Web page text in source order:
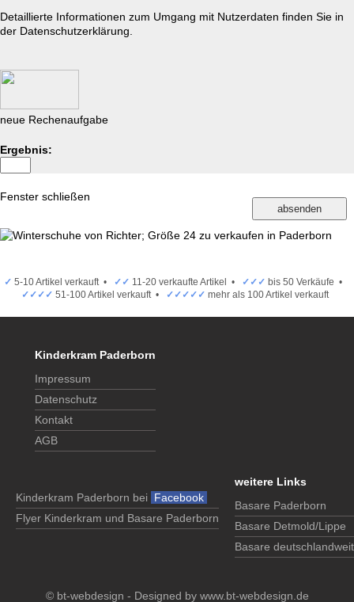
Detaillierte Informationen zum Umgang mit Nutzerdaten finden Sie in
der Datenschutzerklärung.
neue Rechenaufgabe
Ergebnis:
Fenster schließen
✓ 5-10 Artikel verkauft • ✓✓ 11-20 verkaufte Artikel • ✓✓✓ bis 50 Verkäufe •
✓✓✓✓ 51-100 Artikel verkauft • ✓✓✓✓✓ mehr als 100 Artikel verkauft
Kinderkram Paderborn
Impressum
Datenschutz
Kontakt
AGB
Kinderkram Paderborn bei
Facebook
Flyer Kinderkram und Basare Paderborn
weitere Links
Basare Paderborn
Basare Detmold/Lippe
Basare deutschlandweit
© bt-webdesign - Designed by www.bt-webdesign.de